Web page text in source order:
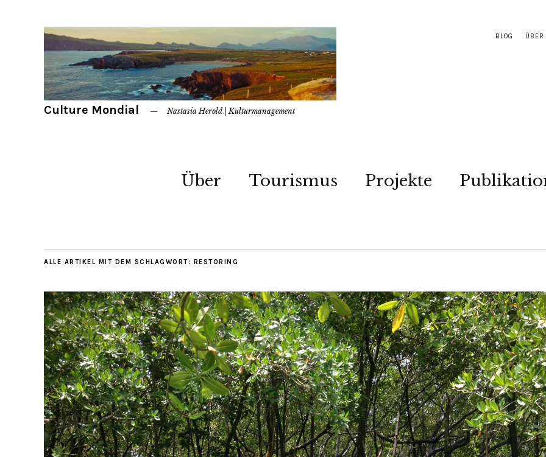
BLOG ÜBER
Culture Mondial Nastasia Herold | Kulturmanagement
Über Tourismus Projekte
ALLE ARTIKEL MIT DEM SCHLAGWORT: RESTORING